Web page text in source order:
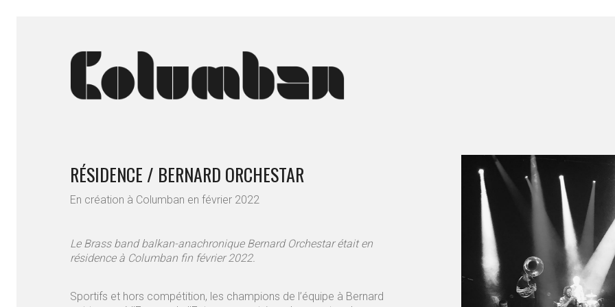
RÉSIDENCE / BERNARD ORCHESTAR
En création à Columban en février 2022
Le Brass band balkan-anachronique Bernard Orchestar était en
résidence à Columban fin février 2022.
Sportifs et hors compétition, les champions de l’équipe à Bernard